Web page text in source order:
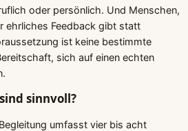
oder persönlich. Und Menschen,
ehrliches Feedback gibt statt
ist keine bestimmte
sich auf einen echten
sinnvoll?
umfasst vier bis acht